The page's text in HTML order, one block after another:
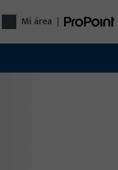
Mi área |